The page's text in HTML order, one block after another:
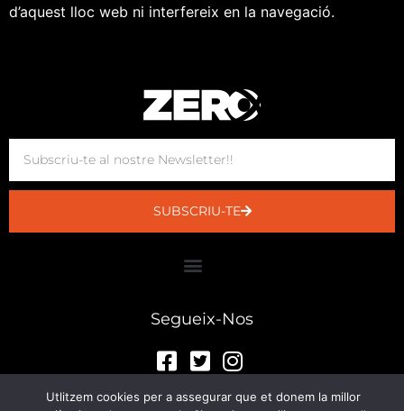
d’aquest lloc web ni interfereix en la navegació.
SUBSCRIU-TE
Segueix-Nos
Utlitzem cookies per a assegurar que et donem la millor